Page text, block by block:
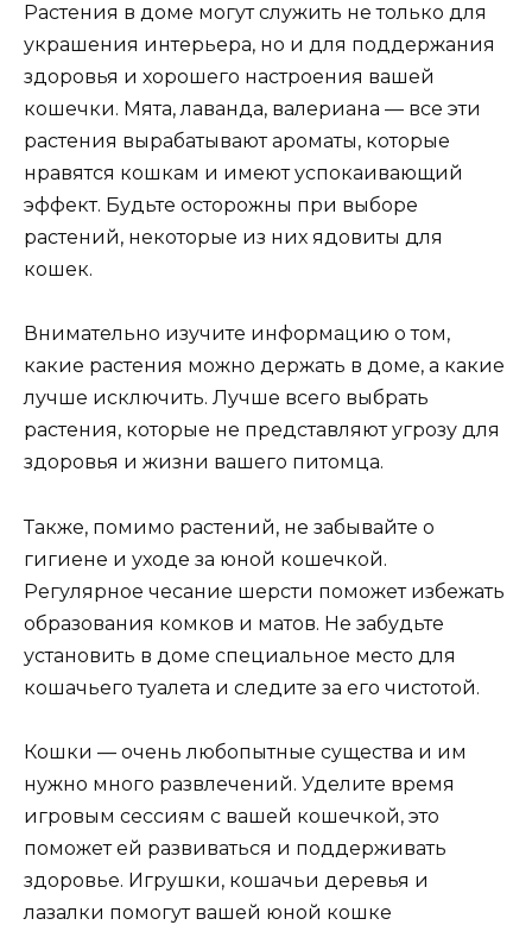
Растения в доме могут служить не только для
украшения интерьера, но и для поддержания
здоровья и хорошего настроения вашей
кошечки. Мята, лаванда, валериана — все эти
растения вырабатывают ароматы, которые
нравятся кошкам и имеют успокаивающий
эффект. Будьте осторожны при выборе
растений, некоторые из них ядовиты для
кошек.
Внимательно изучите информацию о том,
какие растения можно держать в доме, а какие
лучше исключить. Лучше всего выбрать
растения, которые не представляют угрозу для
здоровья и жизни вашего питомца.
Также, помимо растений, не забывайте о
гигиене и уходе за юной кошечкой.
Регулярное чесание шерсти поможет избежать
образования комков и матов. Не забудьте
установить в доме специальное место для
кошачьего туалета и следите за его чистотой.
Кошки — очень любопытные существа и им
нужно много развлечений. Уделите время
игровым сессиям с вашей кошечкой, это
поможет ей развиваться и поддерживать
здоровье. Игрушки, кошачьи деревья и
лазалки помогут вашей юной кошке